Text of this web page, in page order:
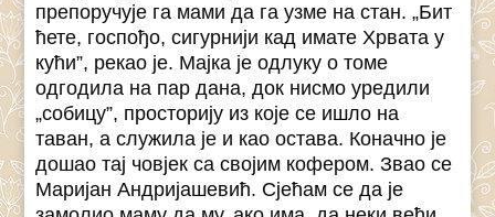
препоручује га мами да га узме на стан. „Бит
ћете, госпођо, сигурнији кад имате Хрвата у
кући”, рекао је. Мајка је одлуку о томе
одгодила на пар дана, док нисмо уредили
„собицу”, просторију из које се ишло на
таван, а служила је и као остава. Коначно је
дошао тај човјек са својим кофером. Звао се
Маријан Андријашевић. Сјећам се да је